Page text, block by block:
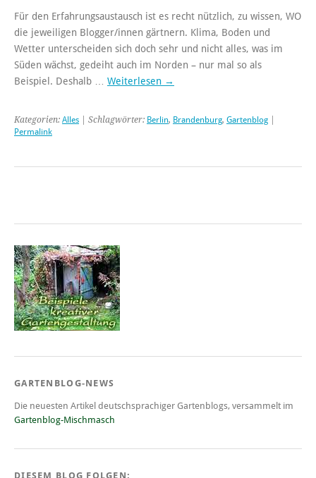
Für den Erfahrungsaustausch ist es recht nützlich, zu wissen, WO
die jeweiligen Blogger/innen gärtnern. Klima, Boden und
Wetter unterscheiden sich doch sehr und nicht alles, was im
Süden wächst, gedeiht auch im Norden – nur mal so als
Beispiel. Deshalb … Weiterlesen →
Kategorien: Alles | Schlagwörter: Berlin, Brandenburg, Gartenblog
Permalink
GARTENBLOG-NEWS
Die neuesten Artikel deutschsprachiger Gartenblogs, versammelt im
Gartenblog-Mischmasch
DIESEM BLOG FOLGEN: